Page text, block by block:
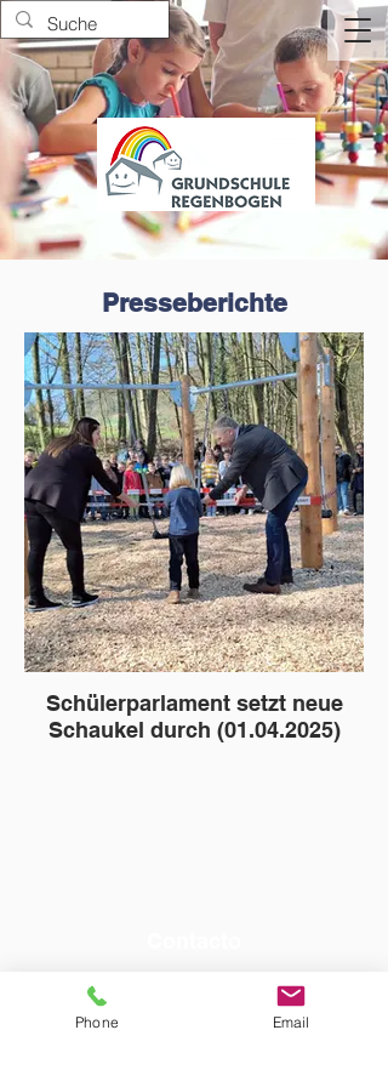
Presseberichte
Schülerparlament setzt neue
Schaukel durch (01.04.2025)
05221 61414
Dirección de correo electrónico:
Phone Email